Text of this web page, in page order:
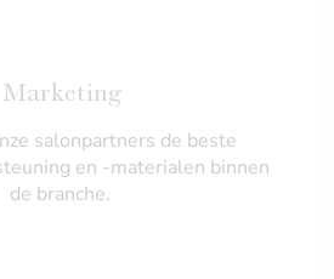
Marketing
salonpartners de beste
en -materialen binnen
de branche.